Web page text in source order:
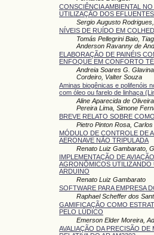
CONSCIÊNCIA AMBIENTAL
UTILIZAÇÃO DOS
Sergio Augusto
NÍVEIS DE RUÍDO EM
Tomás Pellegrini Baio,
Anderson Ravanny de
ELABORAÇÃO DE PAINÉIS
ENFOQUE EM CONFORTO
Andreia Soares G.
Cordeiro, Valter Souza
Aminas biogênicas e polifenóis
com óleo ou farelo de linhaça
Aline Aparecida de
Pereira Lima, Simone
BREVE RELATO SOBRE
Pietro Pinton Rosa,
MÓDULO DE CONTROLE DE
AERONAVE NÃO TRIPULADA
Renato Luiz Gambarato,
IMPLEMENTAÇÃO DE
AGRONÔMICOS
ARDUINO
Renato Luiz Gambarato
SOFTWARE PARA EMPRESA
Raphael Scheffer dos
GAMIFICAÇÃO COMO
PELO LÚDICO
Emerson Elder Moreira,
AVALIAÇÃO DA PRECISÃO